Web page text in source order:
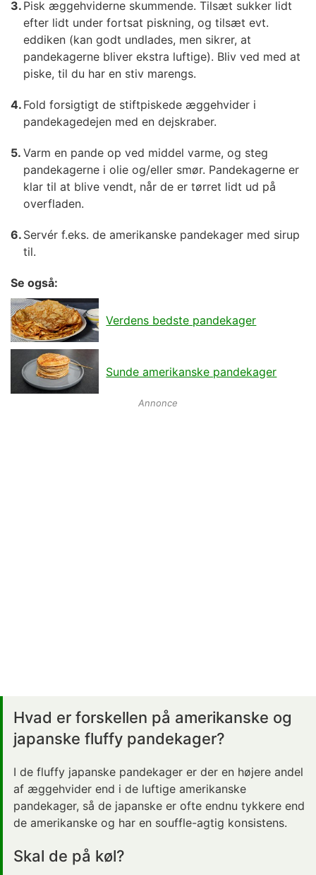
Pisk æggehviderne skummende. Tilsæt sukker lidt
efter lidt under fortsat piskning, og tilsæt evt.
eddiken (kan godt undlades, men sikrer, at
pandekagerne bliver ekstra luftige). Bliv ved med at
piske, til du har en stiv marengs.
Fold forsigtigt de stiftpiskede æggehvider i
pandekagedejen med en dejskraber.
Varm en pande op ved middel varme, og steg
pandekagerne i olie og/eller smør. Pandekagerne er
klar til at blive vendt, når de er tørret lidt ud på
overfladen.
Servér f.eks. de amerikanske pandekager med sirup
til.
Se også:
Verdens bedste pandekager
Sunde amerikanske pandekager
Annonce
Hvad er forskellen på amerikanske og
japanske fluffy pandekager?
I de fluffy japanske pandekager er der en højere andel
af æggehvider end i de luftige amerikanske
pandekager, så de japanske er ofte endnu tykkere end
de amerikanske og har en souffle-agtig konsistens.
Skal de på køl?